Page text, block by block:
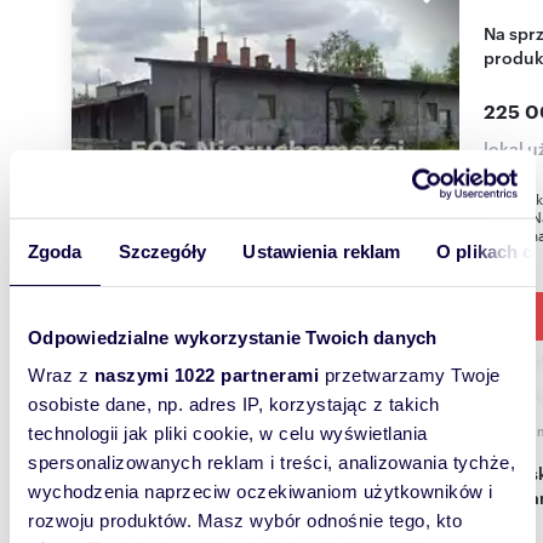
Zgoda Szczegóły Ustawienia reklam O plikach
Odpowiedzialne wykorzystanie Twoich danych
Wraz z naszymi 1022 partnerami przetwarzamy Twoje
osobiste dane, np. adres IP, korzystając z takich
technologii jak pliki cookie, w celu wyświetlania
spersonalizowanych reklam i treści, analizowania tychże,
wychodzenia naprzeciw oczekiwaniom użytkowników i
rozwoju produktów. Masz wybór odnośnie tego, kto
Na sprzedaż przestronny obiekt usługowo-
225
lokal
000 zł
Siedlisko z domem 80 m² i zabudowaniami -